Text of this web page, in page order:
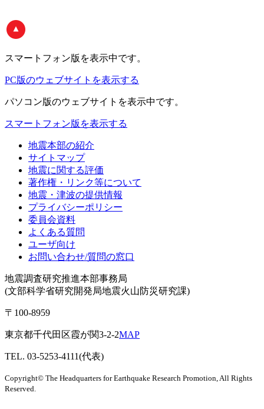
スマートフォン版 を表示中です。
PC版のウェブサイトを表示する
パソコン版のウェブサイトを表示中です。
スマートフォン版を表示する
地震本部の紹介
サイトマップ
地震に関する評価
著作権・リンク等について
地震・津波の提供情報
プライバシーポリシー
委員会資料
よくある質問
ユーザ向け
お問い合わせ/質問の窓口
地震調査研究推進本部事務局
(文部科学省研究開発局地震火山防災研究課)
〒100-8959
東京都千代田区霞が関3-2-2MAP
TEL. 03-5253-4111(代表)
Copyright© The Headquarters for Earthquake Research Promotion, All Rights
Reserved.